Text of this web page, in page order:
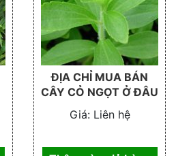
ĐỊA CHỈ MUA BÁN
CÂY CỎ NGỌT Ở ĐÂU
Giá:Liên hệ